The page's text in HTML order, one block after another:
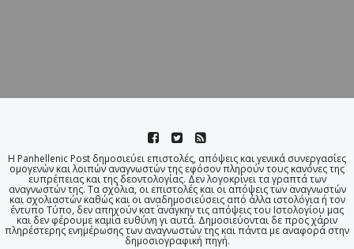
Η Panhellenic Post δημοσιεύει επιστολές, απόψεις και γενικά συνεργασίες
ομογενών και λοιπών αναγνωστών της εφόσον πληρούν τους κανόνες της
ευπρέπειας και της δεοντολογίας. Δεν λογοκρίνει τα γραπτά των
αναγνωστών της. Τα σχόλια, οι επιστολές και οι απόψεις των αναγνωστών
και σχολιαστών καθώς και οι αναδημοσιεύσεις από άλλα ιστολόγια ή τον
έντυπο Τύπο, δεν απηχούν κατ΄ ανάγκην τις απόψεις του Ιστολογίου μας
και δεν φέρουμε καμία ευθύνη γι αυτά. Δημοσιεύονται δε προς χάριν
πληρέστερης ενημέρωσης των αναγνωστών της και πάντα με αναφορά στην
δημοσιογραφική πηγή.